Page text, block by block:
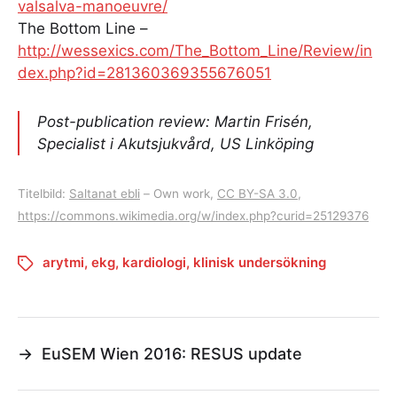
valsalva-manoeuvre/
The Bottom Line –
http://wessexics.com/The_Bottom_Line/Review/in
dex.php?id=281360369355676051
Post-publication review: Martin Frisén,
Specialist i Akutsjukvård, US Linköping
Titelbild: Saltanat ebli – Own work, CC BY-SA 3.0,
https://commons.wikimedia.org/w/index.php?curid=25129376
arytmi, ekg, kardiologi, klinisk undersökning
→ EuSEM Wien 2016: RESUS update